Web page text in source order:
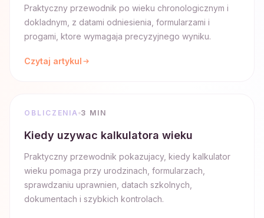
Praktyczny przewodnik po wieku chronologicznym i
dokladnym, z datami odniesienia, formularzami i
progami, ktore wymagaja precyzyjnego wyniku.
Czytaj artykul
OBLICZENIA 3 MIN
Kiedy uzywac kalkulatora wieku
Praktyczny przewodnik pokazujacy, kiedy kalkulator
wieku pomaga przy urodzinach, formularzach,
sprawdzaniu uprawnien, datach szkolnych,
dokumentach i szybkich kontrolach.